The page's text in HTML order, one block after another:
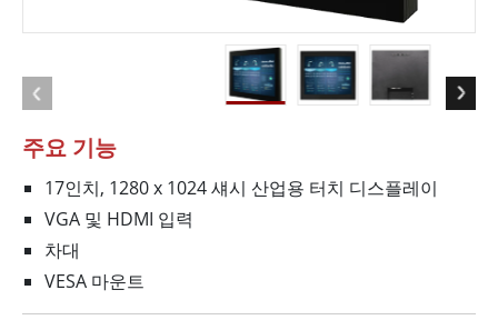
주요 기능
17인치, 1280 x 1024 섀시 산업용 터치 디스플레이
VGA 및 HDMI 입력
차대
VESA 마운트